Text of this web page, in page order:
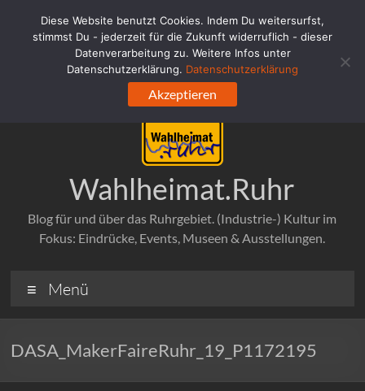
springen
Wahlheimat.Ruhr
Blog für und über das Ruhrgebiet. (Industrie-) Kultur im
Fokus: Eindrücke, Events, Museen & Ausstellungen.
Menü
DASA_MakerFaireRuhr_19_P1172195
Diese Website benutzt Cookies. Indem Du weitersurfst,
stimmst Du - jederzeit für die Zukunft widerruflich - dieser
Datenverarbeitung zu. Weitere Infos unter
Datenschutzerklärung. Datenschutzerklärung
Akzeptieren